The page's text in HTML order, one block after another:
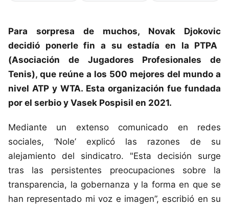
Para sorpresa de muchos, Novak Djokovic
decidió ponerle fin a su estadía en la PTPA
(Asociación de Jugadores Profesionales de
Tenis), que reúne a los 500 mejores del mundo a
nivel ATP y WTA. Esta organización fue fundada
por el serbio y Vasek Pospisil en 2021.
Mediante un extenso comunicado en redes
sociales, ‘Nole’ explicó las razones de su
alejamiento del sindicatro. "Esta decisión surge
tras las persistentes preocupaciones sobre la
transparencia, la gobernanza y la forma en que se
han representado mi voz e imagen”, escribió en su